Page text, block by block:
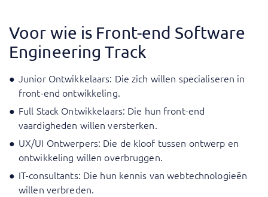
Voor wie is Front-end Software
Engineering Track
Junior Ontwikkelaars: Die zich willen specialiseren in
front-end ontwikkeling.
Full Stack Ontwikkelaars: Die hun front-end
vaardigheden willen versterken.
UX/UI Ontwerpers: Die de kloof tussen ontwerp en
ontwikkeling willen overbruggen.
IT-consultants: Die hun kennis van webtechnologieën
willen verbreden.